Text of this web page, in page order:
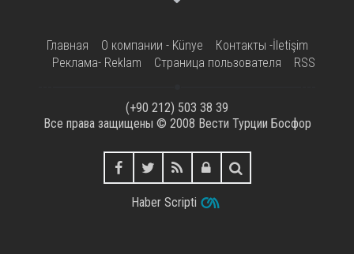
Главная О компании - Künye
Контакты -İletişim
Реклама- Reklam
Страница пользователя RSS
(+90 212) 503 38 39
Все права защищены © 2008 Вести Турции Босфор
Haber Scripti